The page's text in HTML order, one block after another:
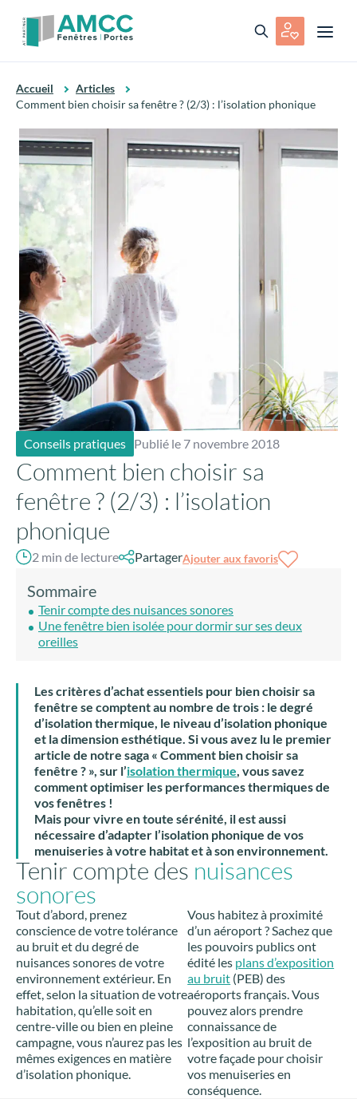
Accueil
Articles
Comment bien choisir sa fenêtre ? (2/3) : l’isolation phonique
Conseils pratiques Publié le 7 novembre 2018
Comment bien choisir sa
fenêtre ? (2/3) : l’isolation
phonique
2 min de lecture PartagerAjouter aux favoris
Sommaire
Tenir compte des nuisances sonores
Une fenêtre bien isolée pour dormir sur ses deux
oreilles
Les critères d’achat essentiels pour bien choisir sa
fenêtre se comptent au nombre de trois : le degré
d’isolation thermique, le niveau d’isolation phonique
et la dimension esthétique. Si vous avez lu le premier
article de notre saga « Comment bien choisir sa
fenêtre ? », sur l’isolation thermique, vous savez
comment optimiser les performances thermiques de
vos fenêtres !
Mais pour vivre en toute sérénité, il est aussi
nécessaire d’adapter l’isolation phonique de vos
menuiseries à votre habitat et à son environnement.
Tenir compte des nuisances
sonores
Tout d’abord, prenez
conscience de votre tolérance
au bruit et du degré de
nuisances sonores de votre
environnement extérieur. En
effet, selon la situation de votre
habitation, qu’elle soit en
centre-ville ou bien en pleine
campagne, vous n’aurez pas les
mêmes exigences en matière
d’isolation phonique.
Vous habitez à proximité
d’un aéroport ? Sachez que
les pouvoirs publics ont
édité les plans d’exposition
au bruit (PEB) des
aéroports français. Vous
pouvez alors prendre
connaissance de
l’exposition au bruit de
votre façade pour choisir
vos menuiseries en
conséquence.